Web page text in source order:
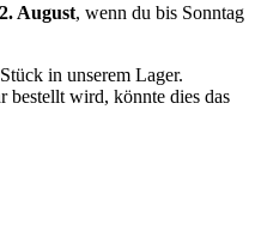
August, wenn du bis Sonntag
in unserem Lager.
bestellt wird, könnte dies das